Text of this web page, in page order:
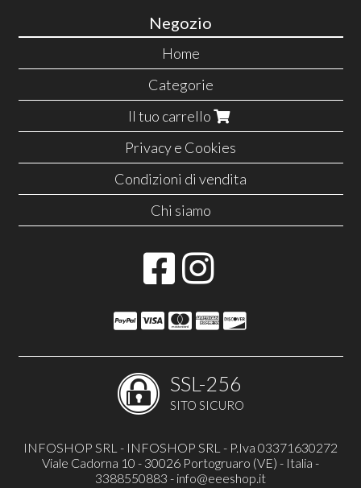
Negozio
Home
Categorie
Il tuo carrello
Privacy e Cookies
Condizioni di vendita
Chi siamo
SSL-256
SITO SICURO
INFOSHOP SRL - INFOSHOP SRL - P.Iva 03371630272
Viale Cadorna 10 - 30026 Portogruaro (VE) - Italia -
3388550883 - info@eeeshop.it